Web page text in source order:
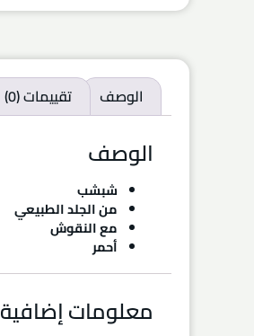
الوصف تقييمات (0)
الوصف
شبشب
من الجلد الطبيعي
مع النقوش
أحمر
معلومات إضافية